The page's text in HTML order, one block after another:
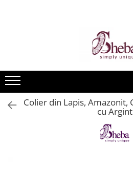
Colier din Lapis, Amazonit,
cu Argint